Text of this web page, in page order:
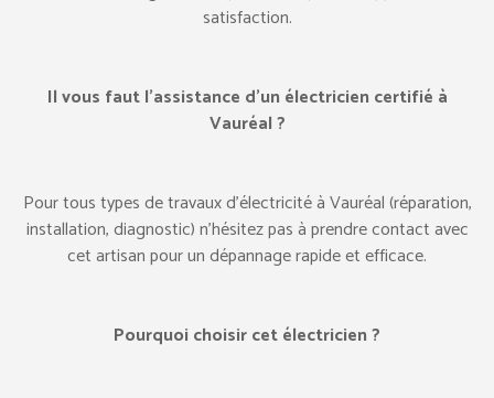
satisfaction.
Il vous faut l’assistance d’un électricien certifié à
Vauréal ?
Pour tous types de travaux d’électricité à Vauréal (réparation,
installation, diagnostic) n’hésitez pas à prendre contact avec
cet artisan pour un dépannage rapide et efficace.
Pourquoi choisir cet électricien ?